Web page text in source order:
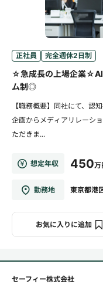
正社員 完全週休2日制
☆急成長の上場企業☆AI
ム制◎
【職務概要】同社にて、認
企画からメディアリレーシ
ただきま...
想定年収 450万
勤務地 東京都港
お気に入りに追加
セーフィー株式会社